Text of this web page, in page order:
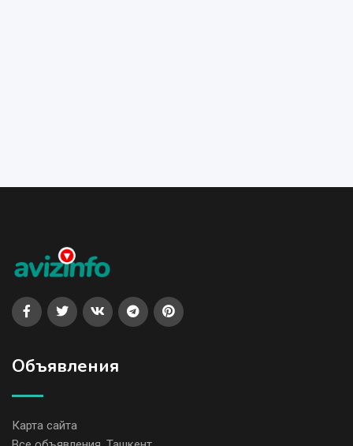
Объявления
Карта сайта